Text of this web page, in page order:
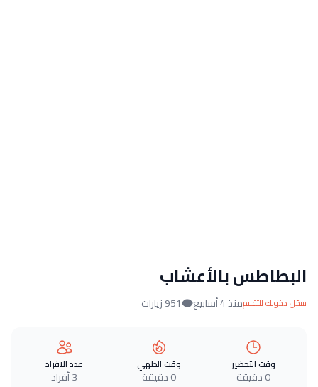
البطاطس بالأعشاب
سجّل دخولك للتقييممنذ 4 أسابيع 951 زيارات
وقت التحضير
0 دقيقة
وقت الطهي
0 دقيقة
عدد الافراد
3 أفراد